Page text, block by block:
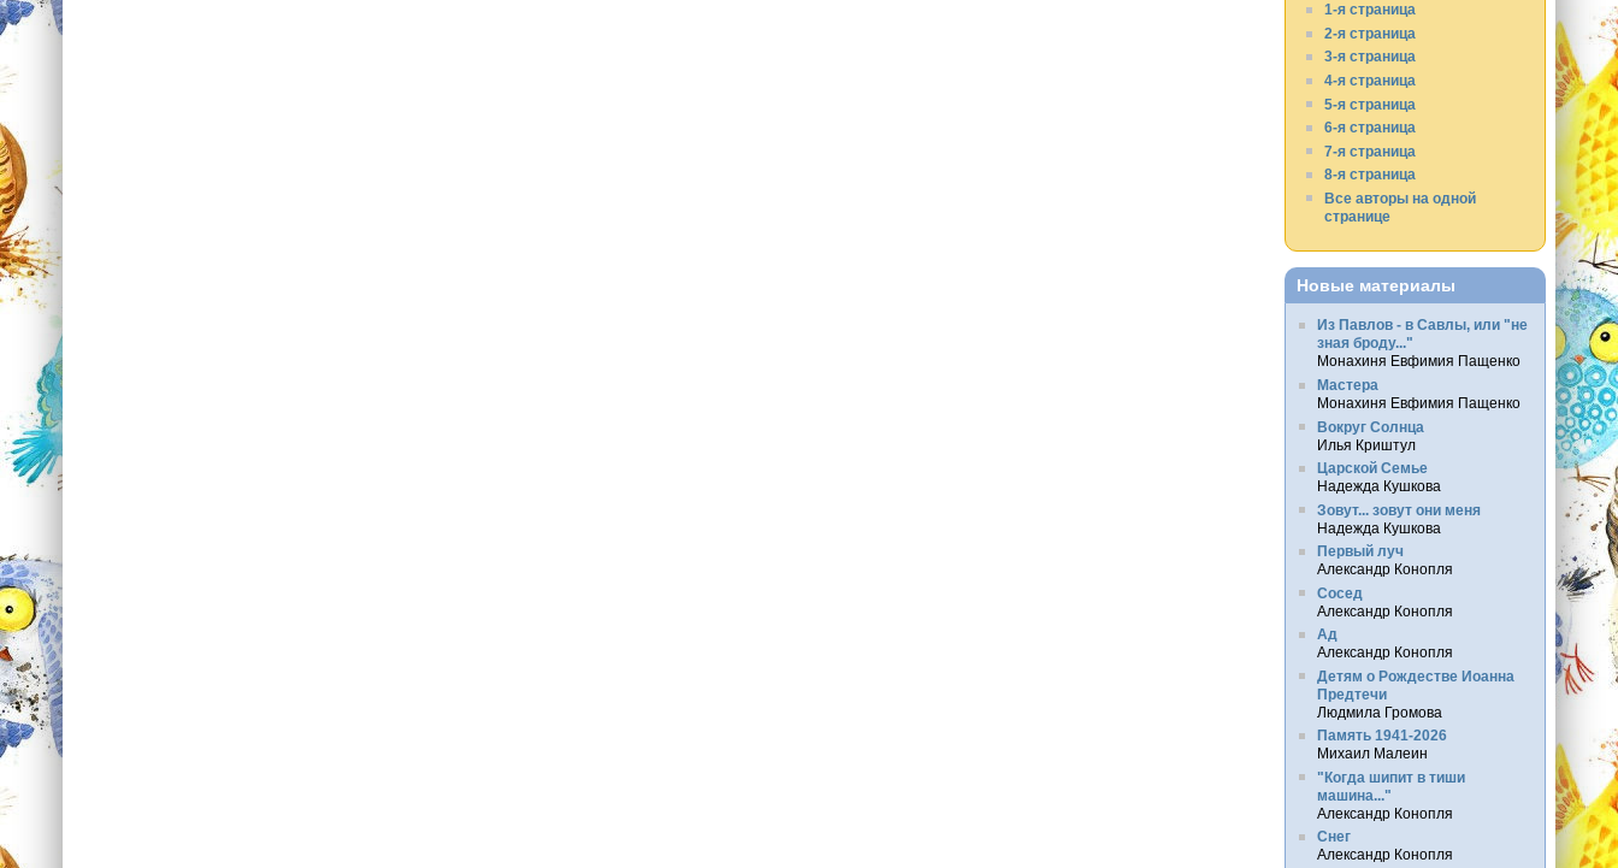
1-я страница
2-я страница
3-я страница
4-я страница
5-я страница
6-я страница
7-я страница
8-я страница
Все авторы на одной
странице
Новые материалы
Из Павлов - в Савлы, или "не
зная броду..."
Монахиня Евфимия Пащенко
Мастера
Монахиня Евфимия Пащенко
Вокруг Солнца
Илья Криштул
Царской Семье
Надежда Кушкова
Зовут... зовут они меня
Надежда Кушкова
Первый луч
Александр Конопля
Сосед
Александр Конопля
Ад
Александр Конопля
Детям о Рождестве Иоанна
Предтечи
Людмила Громова
Память 1941-2026
Михаил Малеин
"Когда шипит в тиши
машина..."
Александр Конопля
Снег
Александр Конопля